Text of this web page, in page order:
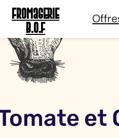
Fromagerie
B.O.F
et